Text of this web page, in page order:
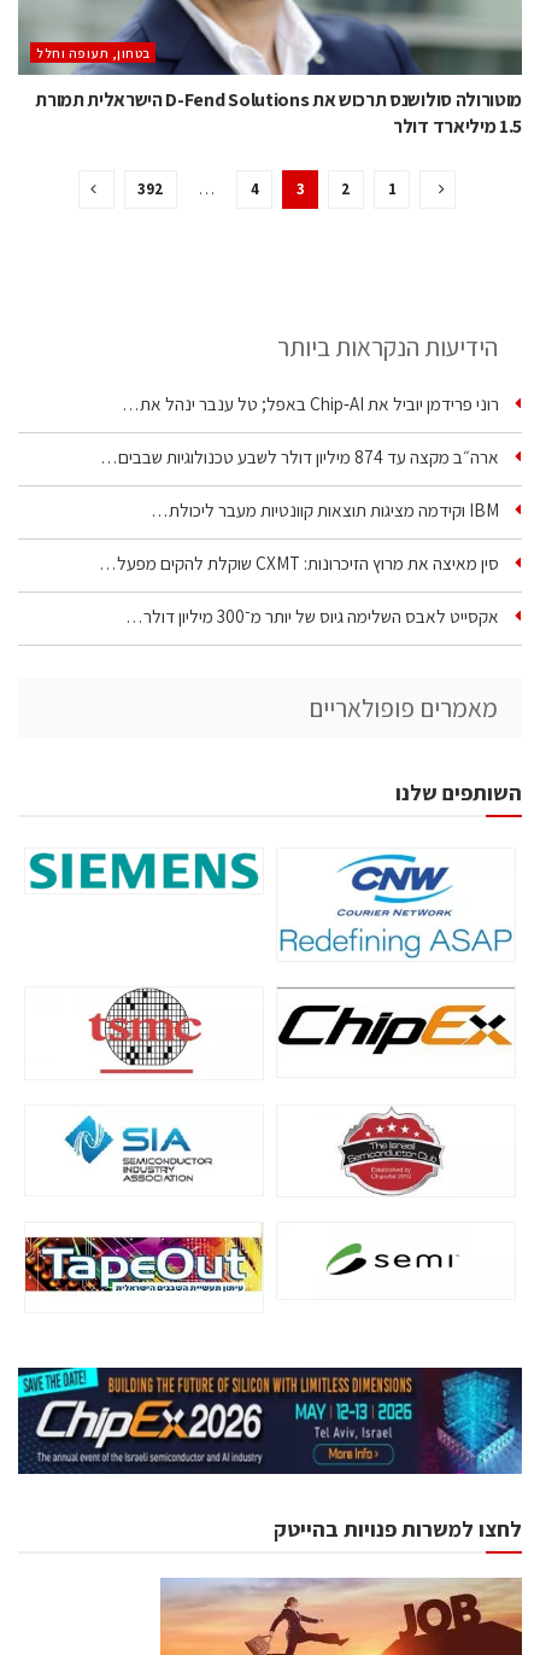
בטחון, תעופה וחלל
מוטורולה סולושנס תרכוש את D-Fend Solutions הישראלית תמורת
1.5 מיליארד דולר
1
2
3
4
…
392
הידיעות הנקראות ביותר
רוני פרידמן יוביל את Chip‑AI באפל; טל ענבר ינהל את…
ארה״ב מקצה עד 874 מיליון דולר לשבע טכנולוגיות שבבים…
IBM וקידמה מציגות תוצאות קוונטיות מעבר ליכולת…
סין מאיצה את מרוץ הזיכרונות: CXMT שוקלת להקים מפעל…
אקסייט לאבס השלימה גיוס של יותר מ־300 מיליון דולר…
מאמרים פופולאריים
השותפים שלנו
לחצו למשרות פנויות בהייטק